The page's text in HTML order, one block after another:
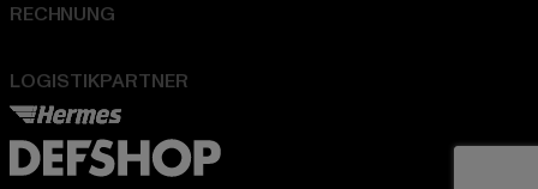
LOGISTIKPARTNER
RECHNUNG